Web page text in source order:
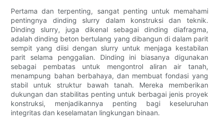
Pertama dan terpenting, sangat penting untuk memahami
pentingnya dinding slurry dalam konstruksi dan teknik.
Dinding slurry, juga dikenal sebagai dinding diafragma,
adalah dinding beton bertulang yang dibangun di dalam parit
sempit yang diisi dengan slurry untuk menjaga kestabilan
parit selama penggalian. Dinding ini biasanya digunakan
sebagai pembatas untuk mengontrol aliran air tanah,
menampung bahan berbahaya, dan membuat fondasi yang
stabil untuk struktur bawah tanah. Mereka memberikan
dukungan dan stabilitas penting untuk berbagai jenis proyek
konstruksi, menjadikannya penting bagi keseluruhan
integritas dan keselamatan lingkungan binaan.